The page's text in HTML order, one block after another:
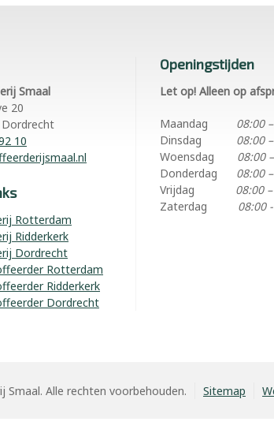
Smaal
20
10
Rotterdam
Ridderkerk
Dordrecht
Rotterdam
Ridderkerk
Dordrecht
Openingstijden
Let op! Alleen op
Maandag
08:00
Dinsdag
08:00
Woensdag
08:00
Donderdag
08:00
Vrijdag
08:00
Zaterdag
08:00
Alle rechten voorbehouden. Sitemap